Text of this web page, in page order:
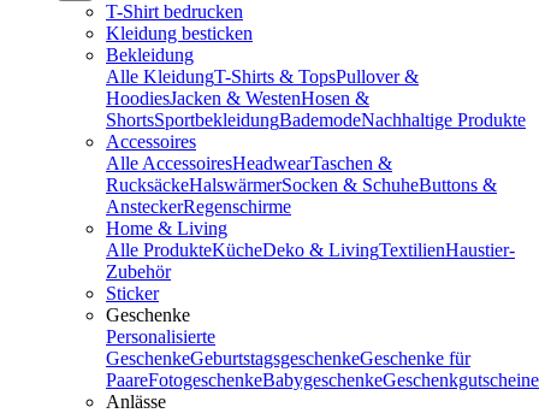
T-Shirt bedrucken
Kleidung besticken
Bekleidung
Alle KleidungT-Shirts & TopsPullover &
HoodiesJacken & WestenHosen &
ShortsSportbekleidungBademodeNachhaltige Produkte
Accessoires
Alle AccessoiresHeadwearTaschen &
RucksäckeHalswärmerSocken & SchuheButtons &
AnsteckerRegenschirme
Home & Living
Alle ProdukteKücheDeko & LivingTextilienHaustier-
Zubehör
Sticker
Geschenke
Personalisierte
GeschenkeGeburtstagsgeschenkeGeschenke für
PaareFotogeschenkeBabygeschenkeGeschenkgutscheine
Anlässe